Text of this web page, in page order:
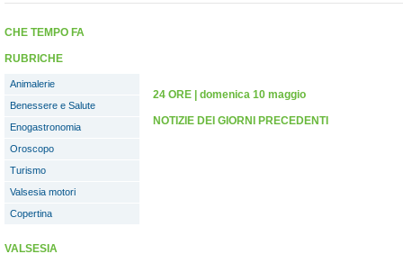
CHE TEMPO FA
RUBRICHE
Animalerie
Benessere e Salute
Enogastronomia
Oroscopo
Turismo
Valsesia motori
Copertina
VALSESIA
24 ORE domenica 10 maggio
NOTIZIE DEI GIORNI PRECEDENTI